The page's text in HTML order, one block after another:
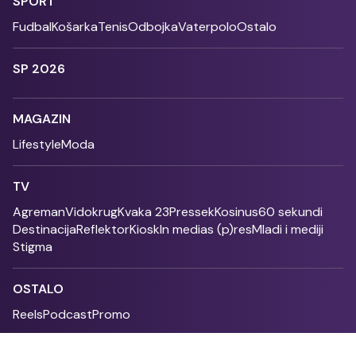
FudbalKošarkaTenisOdbojkaVaterpoloOstalo
SP 2026
MAGAZIN
LifestyleModa
TV
AgremanVidokrugKvaka 23PressekKosinus60 sekundi
DestinacijaReflektorKioskIn medias (p)resMladi i mediji
Stigma
OSTALO
ReelsPodcastPromo